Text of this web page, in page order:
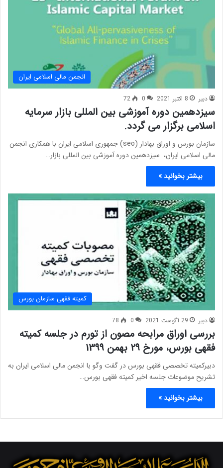
انجمن مالی اسلامی ایران
دبیر 8 اکتبر 2021 0
72
سیزدهمین دوره آموزشی بین المللی بازار سرمایه
اسلامی برگزار می گردد.
سازمان بورس و اوراق بهادار (seo) جمهوری اسلامی ایران با همکاری انجمن
مالی اسلامی ایران، سیزدهمین دوره آموزشی بین المللی بازار…
بیشتر بخوانید »
کمیته فقهی سازمان بورس
دبیر 29 آگوست 2021 0
78
بررسی اوراق مرابحه مصون از تورم در جلسه کمیته
فقهی بورس، مورخ ۲۹ بهمن ۱۳۹۹
دبیرکمیته تخصصی فقهی بورس در گفت وگو با انجمن مالی اسلامی ایران به
تشریح موضوعات جلسه اخیر کمیته فقهی بورس…
بیشتر بخوانید »